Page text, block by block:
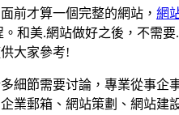
前才算一個完整的網站， 網
和美.網站做好之後，不需
大家參考!
細節需要讨論，專業從事企
業郵箱、網站策劃、網站建